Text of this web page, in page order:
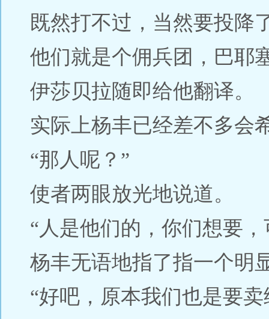
既然打不过，当然要投降
他们就是个佣兵团，巴耶
伊莎贝拉随即给他翻译。
实际上杨丰已经差不多会
“那人呢？”
使者两眼放光地说道。
“人是他们的，你们想要
杨丰无语地指了指一个明
“好吧，原本我们也是要